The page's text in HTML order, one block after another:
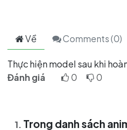
Về Comments (0)
Thực hiện model sau khi
Đánh giá
0 0
1. Trong danh sách